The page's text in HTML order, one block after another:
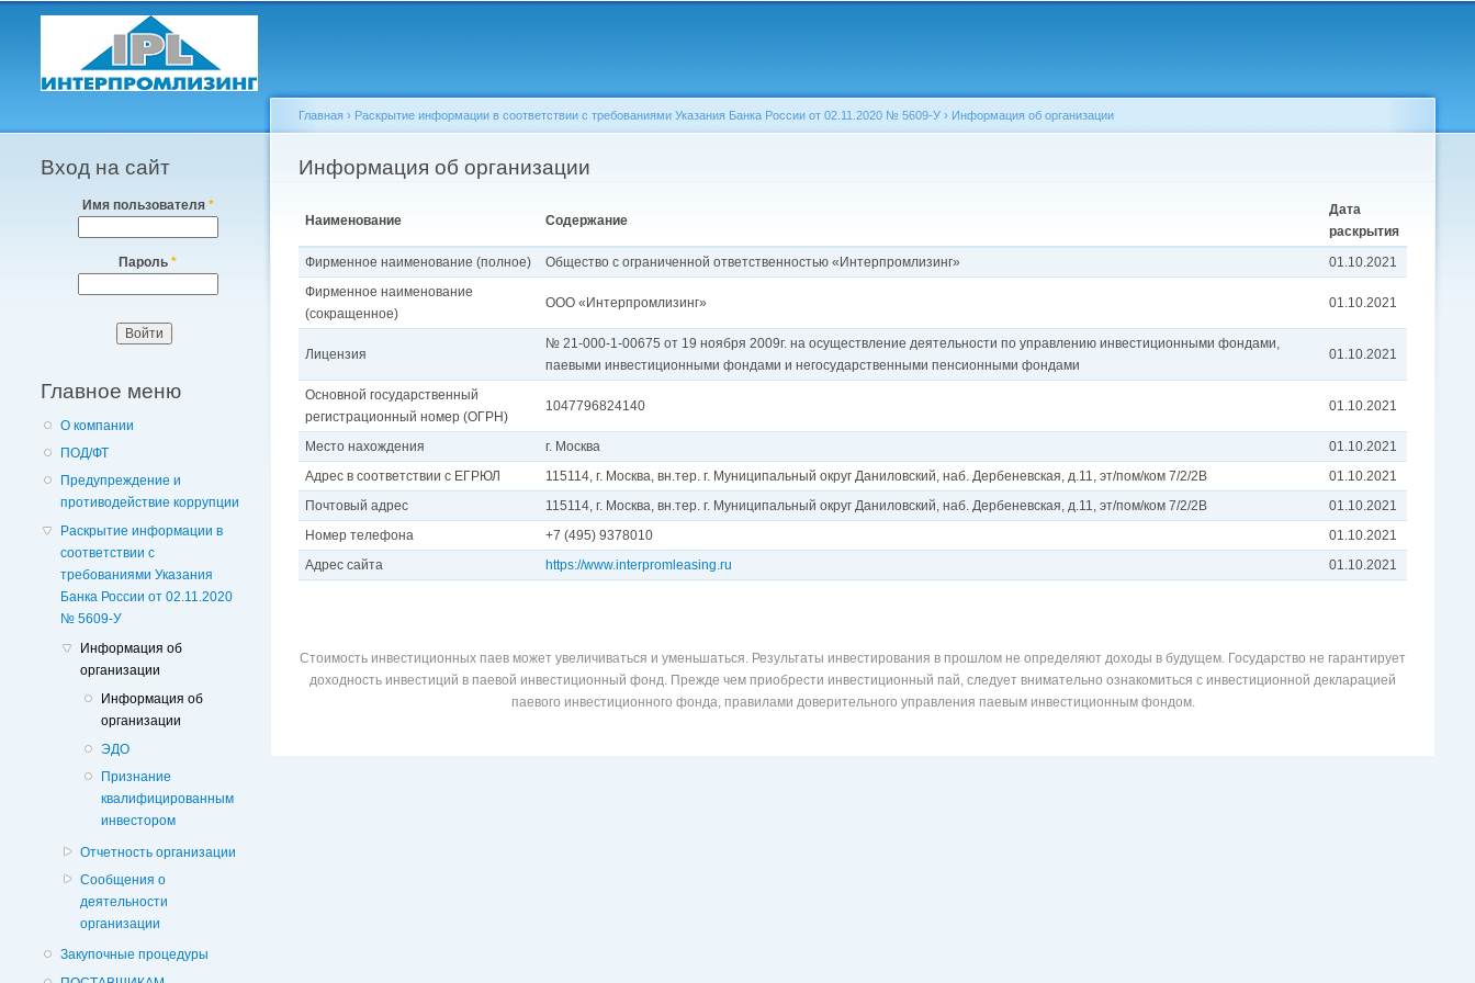
Вход на сайт
Имя пользователя *
Пароль *
Главное меню
О компании
ПОД/ФТ
Предупреждение и
противодействие коррупции
Раскрытие информации в
соответствии с
требованиями Указания
Банка России от 02.11.2020
№ 5609-У
Информация об
организации
Информация об
организации
ЭДО
Признание
квалифицированным
инвестором
Отчетность организации
Сообщения о
деятельности
организации
Закупочные процедуры
Вы здесь
Главная › Раскрытие информации в соответствии с требованиями Указания Банка России от 02.11.2020 № 5609-У › Информация об организации
Информация об организации
Наименование Содержание
Дата
раскрытия
Фирменное наименование (полное)
Общество с ограниченной ответственностью «Интерпромлизинг»
01.10.2021
Фирменное наименование
(сокращенное)
ООО «Интерпромлизинг» 01.10.2021
Лицензия
№ 21-000-1-00675 от 19 ноября 2009г. на осуществление деятельности по управлению инвестиционными фондами,
паевыми инвестиционными фондами и негосударственными пенсионными фондами
01.10.2021
Основной государственный
регистрационный номер (ОГРН)
1047796824140 01.10.2021
Место нахождения г. Москва
01.10.2021
Адрес в соответствии с ЕГРЮЛ
115114, г. Москва, вн.тер. г. Муниципальный округ Даниловский, наб. Дербеневская, д.11, эт/пом/ком 7/2/2В
01.10.2021
Почтовый адрес
115114, г. Москва, вн.тер. г. Муниципальный округ Даниловский, наб. Дербеневская, д.11, эт/пом/ком 7/2/2В
01.10.2021
Номер телефона
+7 (495) 9378010
01.10.2021
Адрес сайта
https://www.interpromleasing.ru 01.10.2021
Стоимость инвестиционных паев может увеличиваться и уменьшаться. Результаты инвестирования в прошлом не определяют доходы в будущем. Государство не гарантирует
доходность инвестиций в паевой инвестиционный фонд. Прежде чем приобрести инвестиционный пай, следует внимательно ознакомиться с инвестиционной декларацией
паевого инвестиционного фонда, правилами доверительного управления паевым инвестиционным фондом.